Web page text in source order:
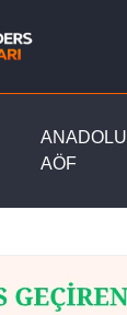
ANADOLU
AÖF